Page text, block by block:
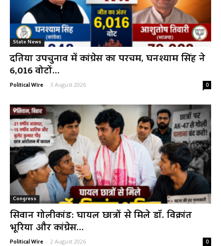
State News
दतिया उपचुनाव में कांग्रेस का परचम, घनश्याम सिंह ने
6,016 वोटों...
Political Wire - 3 August 2026 0
Congress
सिवान गोलीकांड: घायल छात्रों से मिले डॉ. विक्रांत
भूरिया और कांग्रेस...
Political Wire - 2 August 2026 0